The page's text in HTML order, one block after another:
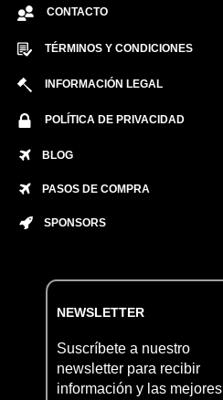
CONTACTO
TÉRMINOS Y CONDICIONES
INFORMACIÓN LEGAL
POLÍTICA DE PRIVACIDAD
BLOG
PASOS DE COMPRA
SPONSORS
NEWSLETTER
Suscríbete a nuestro
newsletter para recibir
información y las mejores